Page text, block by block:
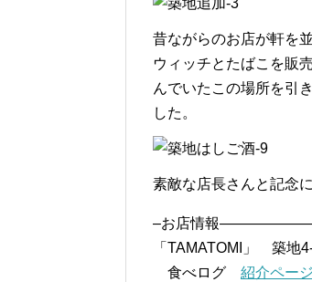
昔ながらのお店が軒を
ウィッチとたばこを販
んでいたこの場所を引
した。
素敵な店長さんと記念
–お店情報
「TAMATOMI」 築地
食べログ 紹介ペー